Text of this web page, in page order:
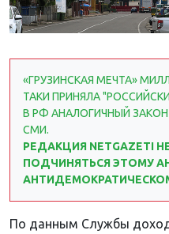
«ГРУЗИНСКАЯ МЕЧТА»
ТАКИ ПРИНЯЛА
В РФ АНАЛОГИЧНЫЙ
СМИ.
РЕДАКЦИЯ NETGAZETI
ПОДЧИНЯТЬСЯ ЭТОМУ
По данным Службы